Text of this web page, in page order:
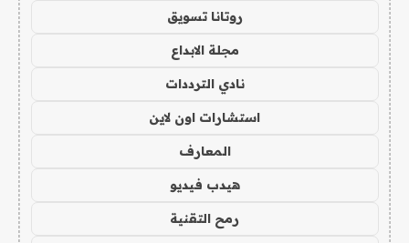
روتانا تسويق
مجلة الابداع
نادي الترددات
استشارات اون لاين
المعارف
هيدب فيديو
رمح التقنية